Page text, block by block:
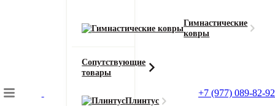
Гимнастические
ковры
Сопутствующие
товары
Плинтус
+7 (977) 089-82-92